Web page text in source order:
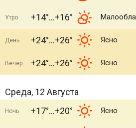
Утро +14° +16°
День +24° +26° Ясно
Вечер +24° +26° Ясно
Среда, 12 Августа
Ночь +17° +20° Ясно